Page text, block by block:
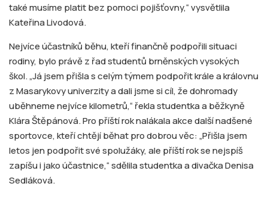
také musíme platit bez pomoci pojišťovny,“ vysvětlila
Kateřina Livodová.
Nejvíce účastníků běhu, kteří finančně podpořili situaci
rodiny, bylo právě z řad studentů brněnských vysokých
škol. „Já jsem přišla s celým týmem podpořit krále a královnu
z Masarykovy univerzity a dali jsme si cíl, že dohromady
uběhneme nejvíce kilometrů,“ řekla studentka a běžkyně
Klára Štěpánová. Pro příští rok nalákala akce další nadšené
sportovce, kteří chtějí běhat pro dobrou věc: „Přišla jsem
letos jen podpořit své spolužáky, ale příští rok se nejspíš
zapíšu i jako účastnice,“ sdělila studentka a divačka Denisa
Sedláková.